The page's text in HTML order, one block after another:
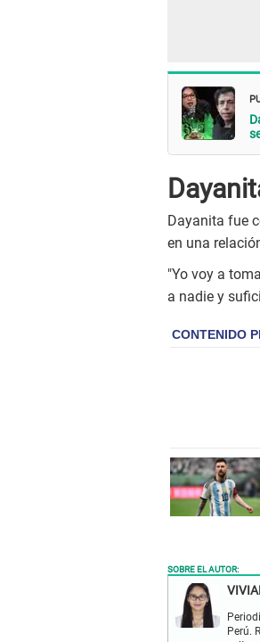
Dayanita fue
en una
"Yo voy a
a nadie y
SOBRE EL AUTOR:
Perú.